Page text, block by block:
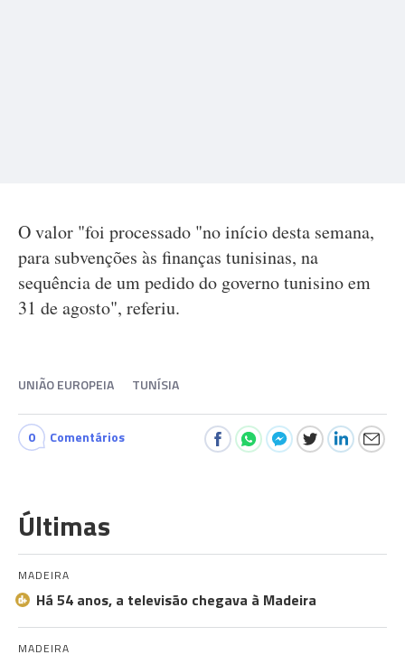
O valor "foi processado "no início desta semana,
para subvenções às finanças tunisinas, na
sequência de um pedido do governo tunisino em
31 de agosto", referiu.
UNIÃO EUROPEIA TUNÍSIA
0 Comentários
Últimas
MADEIRA
Há 54 anos, a televisão chegava à Madeira
MADEIRA